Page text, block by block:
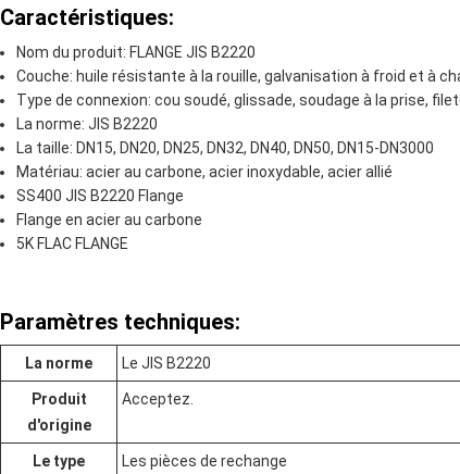
Caractéristiques:
Nom du produit: FLANGE JIS B2220
Couche: huile résistante à la rouille, galvanisation à froid et à
Type de connexion: cou soudé, glissade, soudage à la prise,
La norme: JIS B2220
La taille: DN15, DN20, DN25, DN32, DN40, DN50, DN15-DN3000
Matériau: acier au carbone, acier inoxydable, acier allié
SS400 JIS B2220 Flange
Flange en acier au carbone
5K FLAC FLANGE
Paramètres techniques:
La norme Le JIS B2220
Produit
d'origine
Acceptez.
Le type Les pièces de rechange